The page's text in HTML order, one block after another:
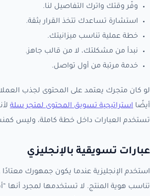
وفّر وقتك واترك التفاصيل لنا.
استشارة تساعدك تتخذ القرار بثقة.
خطة عملية تناسب ميزانيتك.
نبدأ من مشكلتك، لا من قالب جاهز.
خدمة مرتبة من أول تواصل.
أيضًا استراتيجية تسويق المحتوى لمتجر سلة
تستخدم العبارات داخل خطة كاملة، وليس
عبارات تسويقية بالإنجليزي
استخدم الإنجليزية عندما يكون جمهورك معتادًا
تناسب هوية المنتج. لا تستخدمها لمجرد أنها